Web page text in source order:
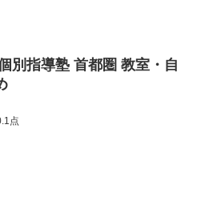
別指導塾 首都圏 教室・自
点